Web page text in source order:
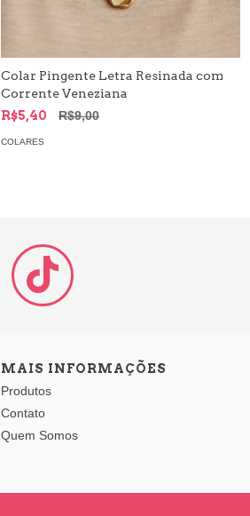
Colar Pingente Letra Resinada com
Corrente Veneziana
R$5,40
R$9,00
COLARES
MAIS INFORMAÇÕES
Produtos
Contato
Quem Somos